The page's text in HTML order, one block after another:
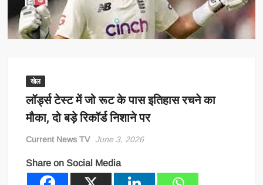
खेल
लॉर्ड्स टेस्ट में जो रूट के पास इतिहास रचने का
मौका, दो बड़े रिकॉर्ड निशाने पर
Current News TV June 3, 2026
Share on Social Media